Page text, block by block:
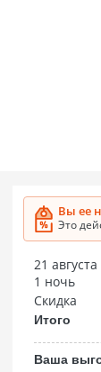
Вы ее
Это
21
1 ночь
Скидка
Итого
Ваша